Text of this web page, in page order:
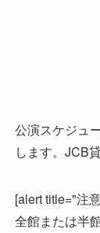
公演スケジュ
します。JCB
[alert title="注
全館または半